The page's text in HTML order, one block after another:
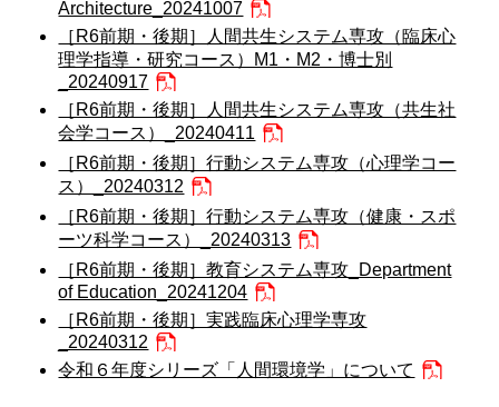
Architecture_20241007
［R6前期・後期］人間共生システム専攻（臨床心
理学指導・研究コース）M1・M2・博士別
_20240917
［R6前期・後期］人間共生システム専攻（共生社
会学コース）_20240411
［R6前期・後期］行動システム専攻（心理学コー
ス）_20240312
［R6前期・後期］行動システム専攻（健康・スポ
ーツ科学コース）_20240313
［R6前期・後期］教育システム専攻_Department
of Education_20241204
［R6前期・後期］実践臨床心理学専攻
_20240312
令和６年度シリーズ「人間環境学」について